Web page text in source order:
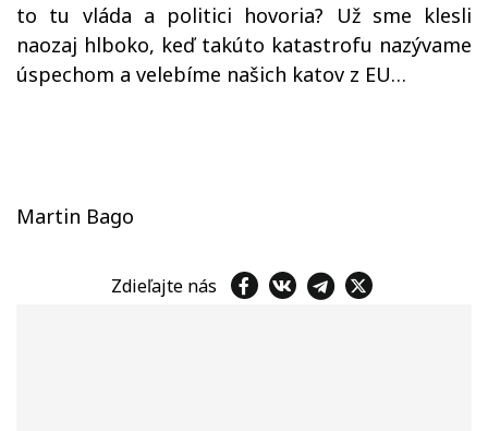
to tu vláda a politici hovoria? Už sme klesli
naozaj hlboko, keď takúto katastrofu nazývame
úspechom a velebíme našich katov z EU…
Martin Bago
Zdieľajte nás